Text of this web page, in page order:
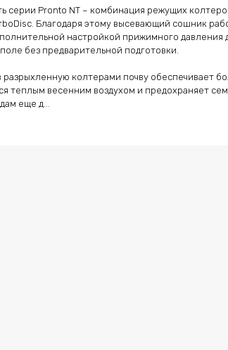
серии Pronto NT – комбинация режущих
Благодаря этому высевающий сошник
настройкой прижимного давления
без предварительной подготовки.
разрыхленную колтерами почву обеспечивает
теплым весенним воздухом и предохраняет
еще д...